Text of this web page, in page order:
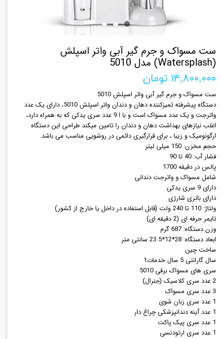
ست مسواک و جرم گیر آبی واتر اسپلش
(Watersplash) مدل 5010
۱۴,۸۰۰,۰۰۰ تومان
ست مسواک و جرم گیر آبی واتر اسپلش 5010
دستگاه پیشرفته تمیزکننده دهان و دندان واتر اسپلش 5010، دارای یک عدد
واترجت و یک عدد مسواک است و با ا 9 عدد سری یدکی که به همراه دارد،
اغلب نیازهای بهداشت دهان و دندان را تامین میکند طراحی این دستگاه
ارگونومیک و زیبا ، برای قرارگیری دائمی در روشویی مناسب می باشد.
حجم مخزن: 150 میلی لیتر
فشار آب: 40 تا 90
پالس در دقیقه 1700
شامل مسواک و واترجت دندانی
دارای 9 سری یدکی
دارای باتری شارژی
ولتاژ: 110 تا 240 ولت (قابل استفاده در داخل یا خارج از کشور)
تایمر حرفه ای (2 دقیقه ای)
وزن دستگاه: 687 گرم
ابعاد دستگاه: 28*12*23.5 سانتی متر
ساخت چین
سال گارانتی 5 سال خدمات1
سری های مسواک برقی 5010
2 عدد سری کلاسیک (جنرال)
3 عدد سری مسواک
1 عدد سری زبان شوی
1 عدد آینه دندانپزشکی چراغ دار
1 عدد سری پیک پاکت
1 عدد سری ارتودنسی